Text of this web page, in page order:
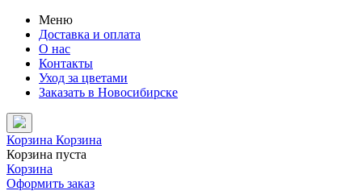
Меню
Доставка и оплата
О нас
Контакты
Уход за цветами
Заказать в Новосибирске
Корзина Корзина
Корзина пуста
Корзина
Оформить заказ